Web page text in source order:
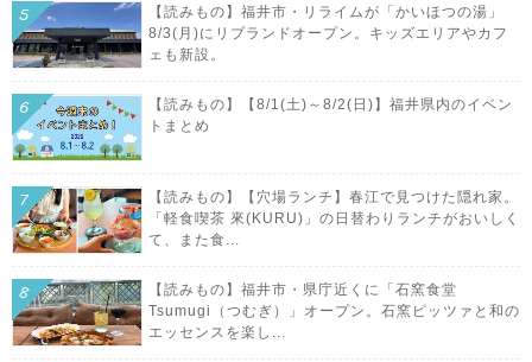
【読みもの】福井市・リライムが「かいほつの湯」
8/3(月)にリブランドオープン。キッズエリアやカフ
ェも新設。
【読みもの】【8/1(土)～8/2(日)】福井県内のイベン
トまとめ
【読みもの】【穴場ランチ】春江で見つけた隠れ家。
「軽食喫茶 來(KURU)」の日替わりランチがおいしく
て、また食...
【読みもの】福井市・県庁近くに「石窯食堂
Tsumugi（つむぎ）」オープン。石窯ピッツァと和の
エッセンスを楽し...